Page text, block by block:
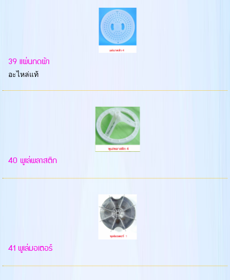
39 แผ่นกดผ้า
อะไหล่แท้
40 พูเล่พลาสติก
41 พูเล่มอเตอร์